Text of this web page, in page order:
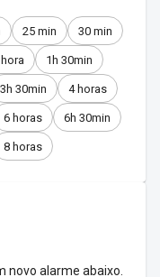
25 min 30 min
1h 30min
3h 30min 4 horas
6 horas 6h 30min
8 horas
novo alarme abaixo.